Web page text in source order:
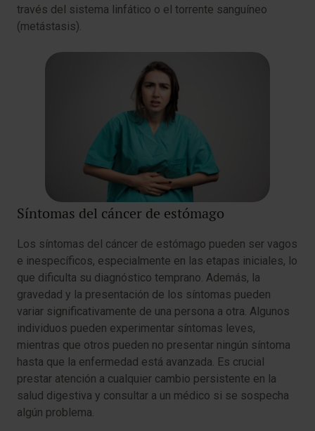
través del sistema linfático o el torrente sanguíneo
(metástasis).
Síntomas del cáncer de estómago
Los síntomas del cáncer de estómago pueden ser vagos
e inespecíficos, especialmente en las etapas iniciales, lo
que dificulta su diagnóstico temprano. Además, la
gravedad y la presentación de los síntomas pueden
variar significativamente de una persona a otra. Algunos
individuos pueden experimentar síntomas leves,
mientras que otros pueden no presentar ningún síntoma
hasta que la enfermedad está avanzada. Es crucial
prestar atención a cualquier cambio persistente en la
salud digestiva y consultar a un médico si se sospecha
algún problema.